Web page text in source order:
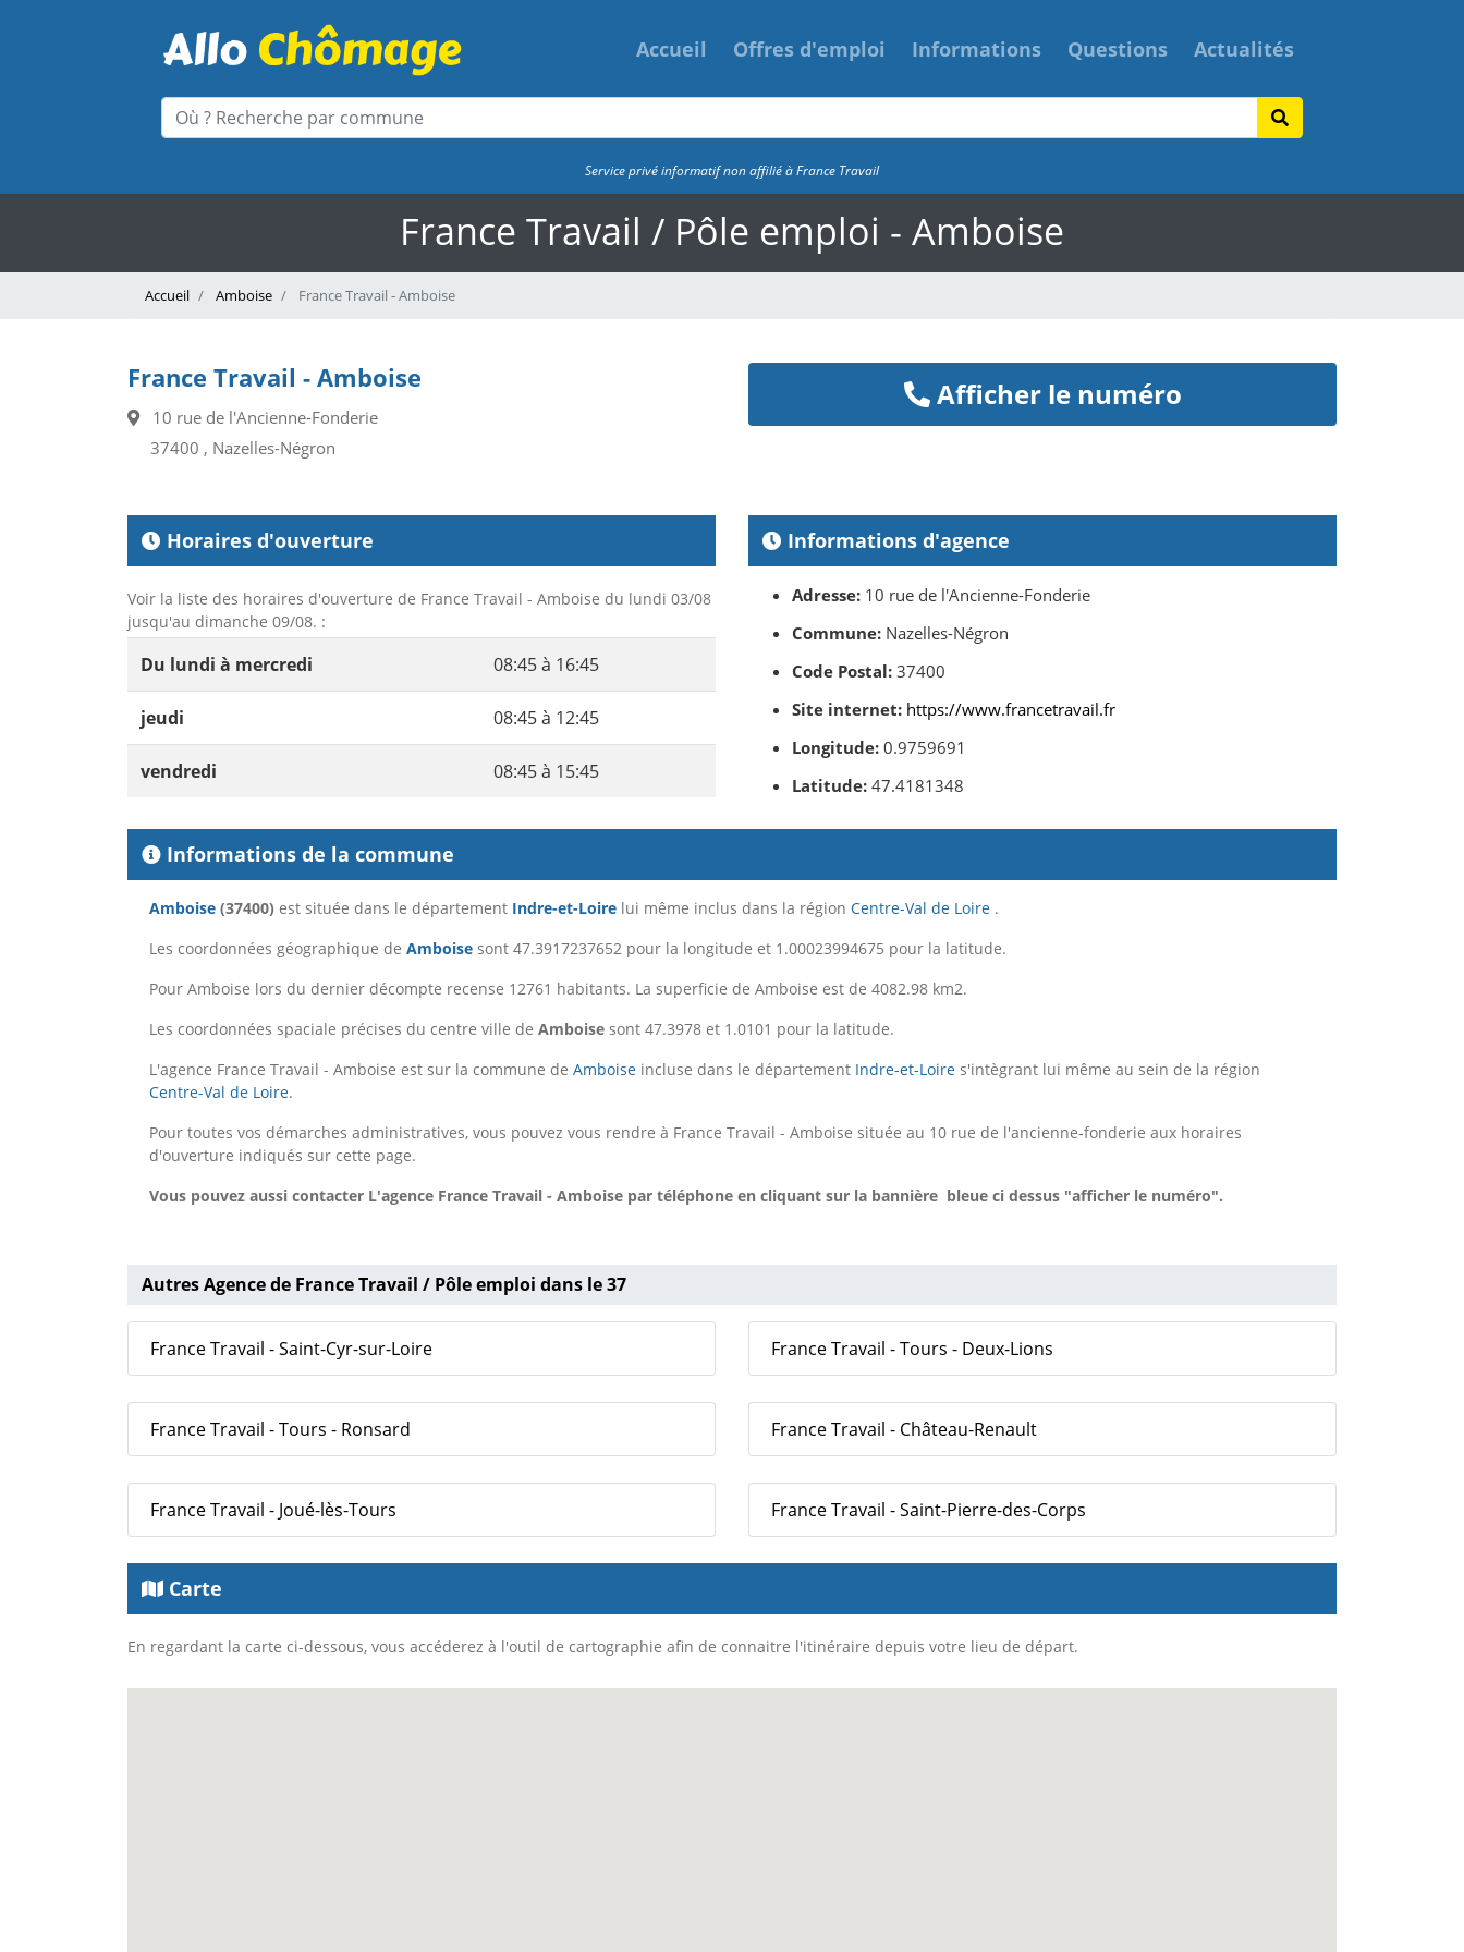
Accueil Offres d'emploi Informations Questions Actualités
Service privé informatif non affilié à France Travail
France Travail / Pôle emploi - Amboise
Accueil Amboise France Travail - Amboise
France Travail - Amboise
10 rue de l'Ancienne-Fonderie
37400 , Nazelles-Négron
Afficher le numéro
Horaires d'ouverture
Voir la liste des horaires d'ouverture de France Travail - Amboise du lundi 03/08
jusqu'au dimanche 09/08. :
Du lundi à mercredi 08:45 à 16:45
jeudi 08:45 à 12:45
vendredi 08:45 à 15:45
Informations d'agence
Adresse: 10 rue de l'Ancienne-Fonderie
Commune: Nazelles-Négron
Code Postal: 37400
Site internet: https://www.francetravail.fr
Longitude: 0.9759691
Latitude: 47.4181348
Informations de la commune
Amboise (37400) est située dans le département Indre-et-Loire lui même inclus dans la région Centre-Val de Loire .
Les coordonnées géographique de Amboise sont 47.3917237652 pour la longitude et 1.00023994675 pour la latitude.
Pour Amboise lors du dernier décompte recense 12761 habitants. La superficie de Amboise est de 4082.98 km2.
Les coordonnées spaciale précises du centre ville de Amboise sont 47.3978 et 1.0101 pour la latitude.
L'agence France Travail - Amboise est sur la commune de Amboise incluse dans le département Indre-et-Loire s'intègrant lui même au sein de la région
Centre-Val de Loire.
Pour toutes vos démarches administratives, vous pouvez vous rendre à France Travail - Amboise située au 10 rue de l'ancienne-fonderie aux horaires
d'ouverture indiqués sur cette page.
Vous pouvez aussi contacter L'agence France Travail - Amboise par téléphone en cliquant sur la bannière bleue ci dessus "afficher le numéro".
Autres Agence de France Travail / Pôle emploi dans le 37
France Travail - Saint-Cyr-sur-Loire France Travail - Tours - Deux-Lions
France Travail - Tours - Ronsard France Travail - Château-Renault
France Travail - Joué-lès-Tours France Travail - Saint-Pierre-des-Corps
Carte
En regardant la carte ci-dessous, vous accéderez à l'outil de cartographie afin de connaitre l'itinéraire depuis votre lieu de départ.